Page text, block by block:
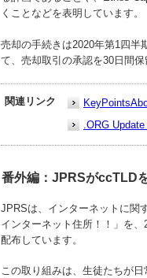
くことなどを表明しています。
売却の手続きは2020年第1四半
て、売却取引の承認を30日間
関連リンク
.ORG
番外編：JPRSがccTLD
JPRSは、インターネットに関
インターネット住所！！」を
配布しています。
この取り組みは、生徒たちが